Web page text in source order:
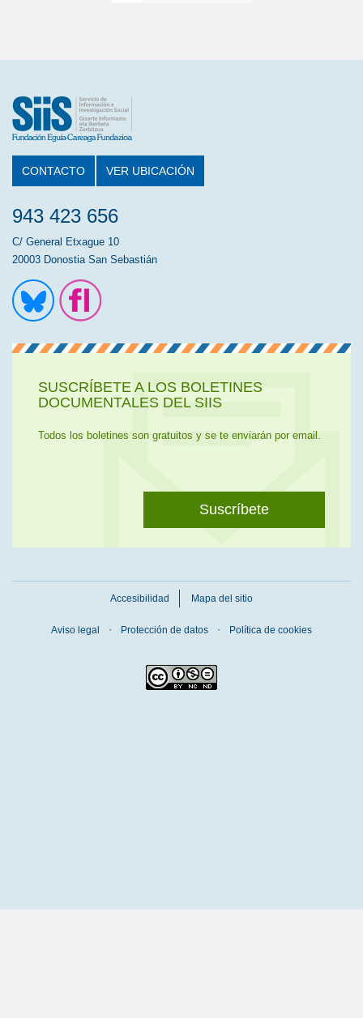
CONTACTO VER UBICACIÓN
943 423 656
C/ General Etxague 10
20003 Donostia San Sebastián
SUSCRÍBETE A LOS BOLETINES
DOCUMENTALES DEL SIIS
Todos los boletines son gratuitos y se te enviarán por email.
Suscríbete
Accesibilidad Mapa del sitio
Aviso legal Protección de datos Política de cookies